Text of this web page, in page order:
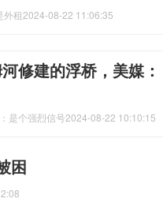
外租2024-08-22 11:06:35
修建的浮桥，美媒：
是个强烈信号2024-08-22 10:10:15
困